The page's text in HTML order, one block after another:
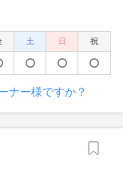
土 日 祝
ナー様ですか？